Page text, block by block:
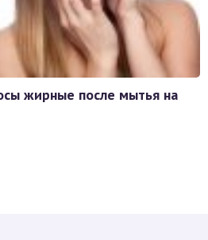
жирные после мытья на